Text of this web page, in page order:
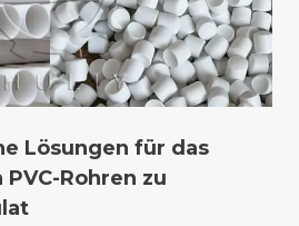
Lösungen für das
Rohren zu